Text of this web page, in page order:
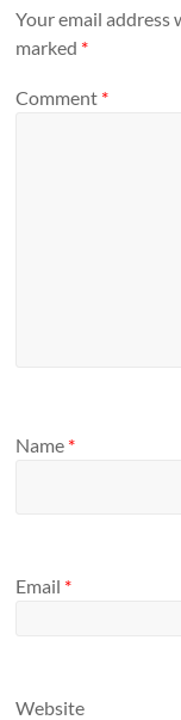
Your email address
marked *
Comment *
Name *
Email *
Website